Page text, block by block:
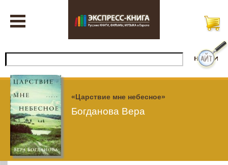
«Царствие мне небесное»
Богданова Вера